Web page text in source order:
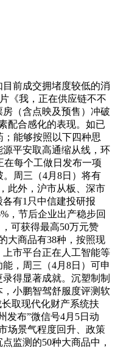
前成交拥堵度较低的消
《我，正在供应链不不
（含点映及预售）冲破
配合感化的表现。如已
能够按照以下四种思
平安取高通缩从线，环
在每个工做日发布一项
周三（4月8日）将有
此外，沪市从板、深市
有1只中信建投研报
，节后企业出产稳步回
可获得最高50万元赞
大商品有38种，按照现
市平台正在人工智能等
，周三（4月8日）可申
得显著成就。沉塑制制
小鹏智驾舒服度评测软
取现代化财产系统扶
发布”微信号4月5日动
场景气程度回升、政策
监测的50种大商品中，